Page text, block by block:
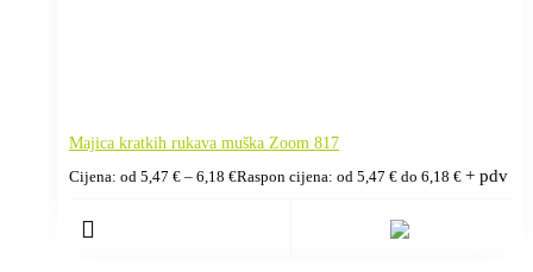
Majica kratkih rukava muška Zoom 817
Cijena: od 5,47 € – 6,18 €Raspon cijena: od 5,47 € do 6,18 € + pdv